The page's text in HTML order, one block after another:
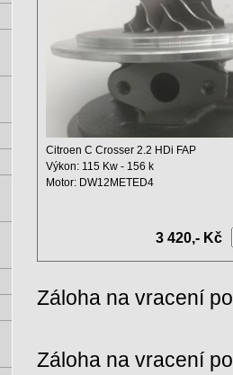
Citroen C Crosser 2.2 HDi FAP
Výkon: 115 Kw - 156 k
Motor: DW12METED4
3 420,- Kč
Záloha na vracení
Záloha na vracení